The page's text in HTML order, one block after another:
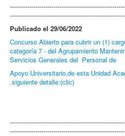
Publicado el 29/06/2022
Concurso Abierto para cubrir un (1)
categoría 7 - del Agrupamiento
Servicios Generales del Personal de
Apoyo Universitario,de esta Unidad
.siguiente detalle:(clic)